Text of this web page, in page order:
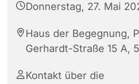
Donnerstag, 27. Mai
Haus der Begegnung,
Gerhardt-Straße 15 A,
Kontakt über die